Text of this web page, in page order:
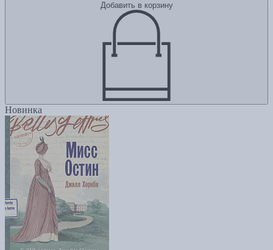
Добавить в корзину
Новинка